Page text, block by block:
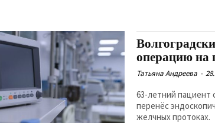
операцию на
Татьяна Андреева -
63-летний пациент
перенёс
желчных протоках.